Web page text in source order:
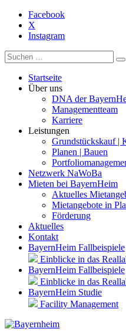
Facebook
X
Instagram
Startseite
Über uns
DNA der
Managementteam
Karriere
Leistungen
Grundstückskauf |
Planen | Bauen
Netzwerk NaWoBa
Mieten bei BayernHeim
Aktuelles
Mietangebote in
Förderung
Aktuelles
Kontakt
BayernHeim Fallbeispiele
Einblicke in das
BayernHeim Fallbeispiele
Einblicke in das
BayernHeim Studie
Facility Management